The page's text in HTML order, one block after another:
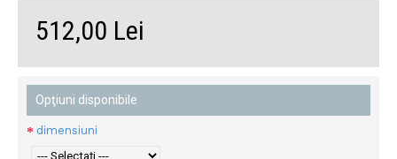
512,00 Lei
Opţiuni disponibile
dimensiuni